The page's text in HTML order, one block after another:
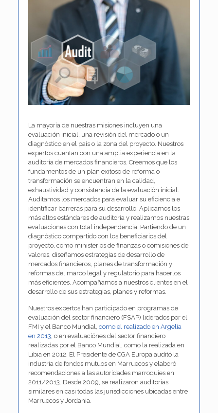
La mayoría de nuestras misiones incluyen una
evaluación inicial, una revisión del mercado o un
diagnóstico en el país o la zona del proyecto. Nuestros
expertos cuentan con una amplia experiencia en la
auditoría de mercados financieros. Creemos que los
fundamentos de un plan exitoso de reforma o
transformación se encuentran en la calidad,
exhaustividad y consistencia de la evaluación inicial.
Auditamos los mercados para evaluar su eficiencia e
identificar barreras para su desarrollo. Aplicamos los
más altos estándares de auditoría y realizamos nuestras
evaluaciones con total independencia. Partiendo de un
diagnóstico compartido con los beneficiarios del
proyecto, como ministerios de finanzas o comisiones de
valores, diseñamos estrategias de desarrollo de
mercados financieros, planes de transformación y
reformas del marco legal y regulatorio para hacerlos
más eficientes. Acompañamos a nuestros clientes en el
desarrollo de sus estrategias, planes y reformas.
Nuestros expertos han participado en programas de
evaluación del sector financiero (FSAP) liderados por el
FMI y el Banco Mundial, como el realizado en Argelia
en 2013, o en evaluaciónes del sector financiero
realizadas por el Banco Mundial, como la realizada en
Libia en 2012. El Presidente de CGA Europa auditó la
industria de fondos mutuos en Marruecos y elaboró
recomendaciones a las autoridades marroquíes en
2011/2013. Desde 2009, se realizaron auditorías
similares en casi todas las jurisdicciones ubicadas entre
Marruecos y Jordania.